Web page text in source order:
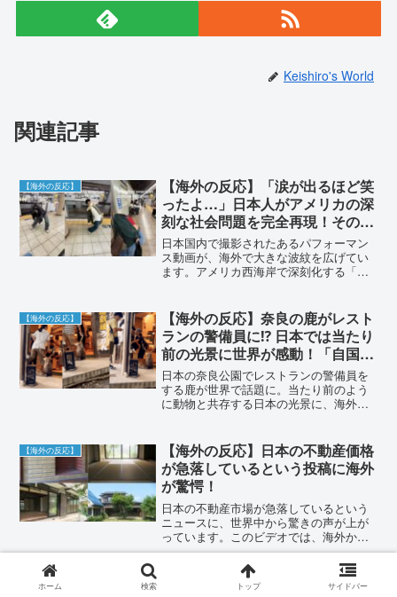
Keishiro's World
関連記事
【海外の反応】
【海外の反応】「涙が出るほど笑
ったよ…」日本人がアメリカの深
刻な社会問題を完全再現！そのあ
まりのリアルさに海外から悲痛な
声が殺到
日本国内で撮影されたあるパフォーマン
ス動画が、海外で大きな波紋を広げてい
ます。アメリカ西海岸で深刻化する「身
ぎる」といった切実な声や、皮肉交じり
の反応が殺到。世界が注目する話題の動
画と、そこに寄せられた海外の人々のリ
アルな評価や感想をまとめました。
【海外の反応】
【海外の反応】奈良の鹿がレスト
ランの警備員に⁉︎ 日本では当たり
前の光景に世界が感動！「自国で
はありえない…」と称賛の嵐
日本の奈良公園でレストランの警備員を
する鹿が世界で話題に。当たり前のよう
に動物と共存する日本の光景に、海外か
鹿の歴史と、世界が称賛する理由を海外
の反応と共にご紹介します。
【海外の反応】
【海外の反応】日本の不動産価格
が急落しているという投稿に海外
が驚愕！
日本の不動産市場が急落しているという
ニュースに、世界中から驚きの声が上が
っています。このビデオでは、海外から
の反応を集め、日本の不動産価格の現状
とその影響について深掘りしています。
【海外の反応】
【海外の反応】「自業自得」顔面
ホーム 検索 トップ サイドバー